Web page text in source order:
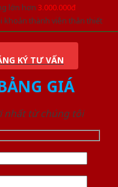
lớn hơn 3.000.000đ
khoản thành viên thân thiết
KÝ TƯ VẤN
GIÁ
nhất từ chúng tôi